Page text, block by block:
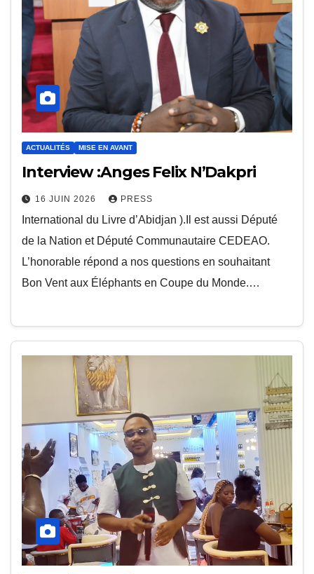
ACTUALITÉS MISE EN AVANT
Interview :Anges Felix N’Dakpri
16 JUIN 2026 PRESS
International du Livre d’Abidjan ).Il est aussi Député
de la Nation et Député Communautaire CEDEAO.
L’honorable répond a nos questions en souhaitant
Bon Vent aux Éléphants en Coupe du Monde.…